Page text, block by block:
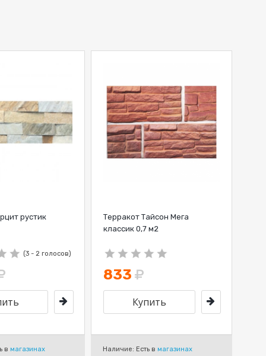
рустик
(3 - 2 голосов)
в магазинах
Терракот Тайсон Мега
классик 0,7 м2
833
Наличие: Есть в магазинах